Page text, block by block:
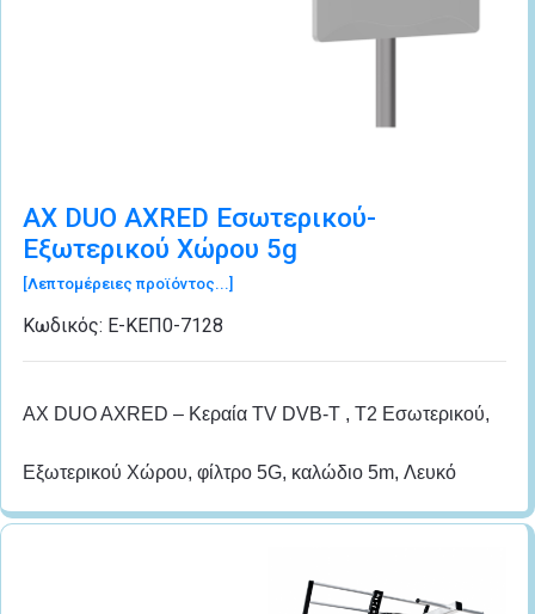
AX DUO AXRED Εσωτερικού-
Εξωτερικού Χώρου 5g
[Λεπτομέρειες προϊόντος...]
Κωδικός: Ε-ΚΕΠ0-7128
AX DUO AXRED – Κεραία TV DVB-T , T2 Εσωτερικού,
Εξωτερικού Χώρου, φίλτρο 5G, καλώδιο 5m, Λευκό